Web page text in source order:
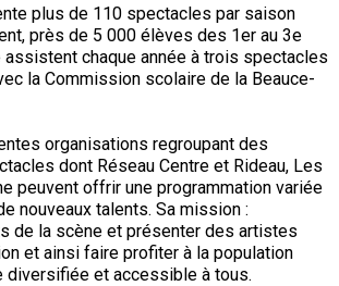
plus de 110 spectacles par saison
près de 5 000 élèves des 1er au 3e
chaque année à trois spectacles
la Commission scolaire de la Beauce-
organisations regroupant des
dont Réseau Centre et Rideau, Les
peuvent offrir une programmation variée
nouveaux talents. Sa mission :
de la scène et présenter des artistes
et ainsi faire profiter à la population
diversifiée et accessible à tous.